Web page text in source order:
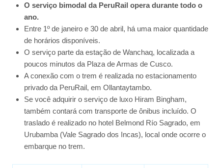
O serviço bimodal da PeruRail opera durante todo o
ano.
Entre 1º de janeiro e 30 de abril, há uma maior quantidade
de horários disponíveis.
O serviço parte da estação de Wanchaq, localizada a
poucos minutos da Plaza de Armas de Cusco.
A conexão com o trem é realizada no estacionamento
privado da PeruRail, em Ollantaytambo.
Se você adquirir o serviço de luxo Hiram Bingham,
também contará com transporte de ônibus incluído. O
traslado é realizado no hotel Belmond Río Sagrado, em
Urubamba (Vale Sagrado dos Incas), local onde ocorre o
embarque no trem.